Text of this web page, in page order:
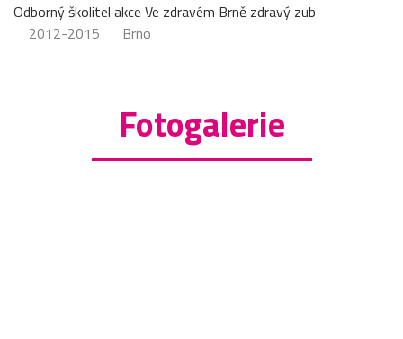
Odborný školitel akce Ve zdravém Brně zdravý zub
2012-2015
Brno
Fotogalerie